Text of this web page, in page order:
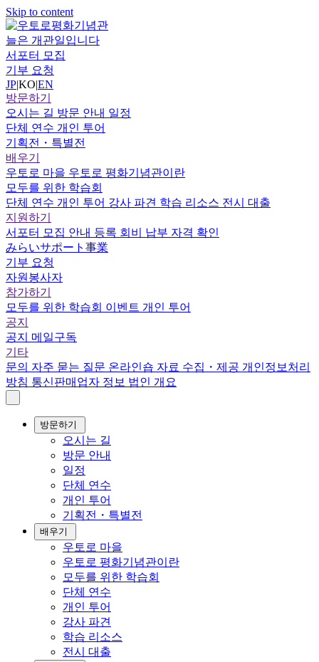
Skip to content
늘은 개관일입니다
서포터 모집
기부 요청
JP|KO|EN
방문하기
오시는 길 방문 안내 일정
단체 연수 개인 투어
기획전・특별전
배우기
우토로 마을 우토로 평화기념관이란
모두를 위한 학습회
단체 연수 개인 투어 강사 파견 학습 리소스 전시 대출
지원하기
서포터 모집 안내 등록 회비 납부 자격 확인
みらいサポート事業
기부 요청
자원봉사자
참가하기
모두를 위한 학습회 이벤트 개인 투어
공지
공지 메일구독
기타
문의 자주 묻는 질문 온라인숍 자료 수집・제공 개인정보처리
방침 통신판매업자 정보 법인 개요
방문하기
오시는 길
방문 안내
일정
단체 연수
개인 투어
기획전・특별전
배우기
우토로 마을
우토로 평화기념관이란
모두를 위한 학습회
단체 연수
개인 투어
강사 파견
학습 리소스
전시 대출